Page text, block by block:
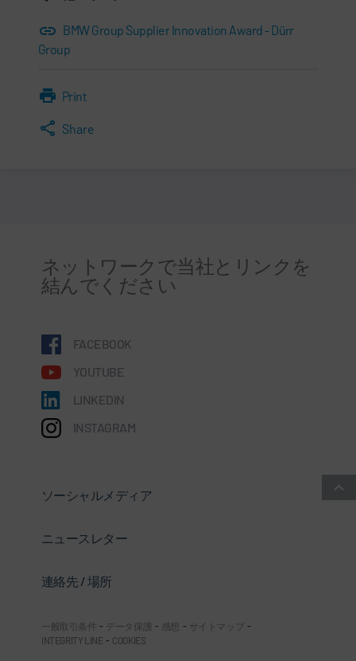
BMW Group Supplier Innovation Award - Dürr
Group
Print
Share
ネットワークで当社とリンクを
結んでください
FACEBOOK
YOUTUBE
LINKEDIN
INSTAGRAM
ソーシャルメディア
ニュースレター
連絡先 / 場所
一般取引条件 - データ保護 - 感想 - サイトマップ -
INTEGRITY LINE - COOKIES